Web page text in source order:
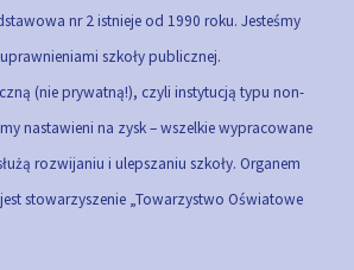
nr 2 istnieje od 1990 roku. Jesteśmy
szkoły publicznej.
(nie prywatną!), czyli instytucją typu non-
nastawieni na zysk – wszelkie wypracowane
rozwijaniu i ulepszaniu szkoły. Organem
stowarzyszenie „Towarzystwo Oświatowe